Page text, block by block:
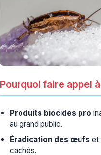
Pourquoi faire appel
Produits biocides pro
au grand public.
Éradication des œufs et
cachés.